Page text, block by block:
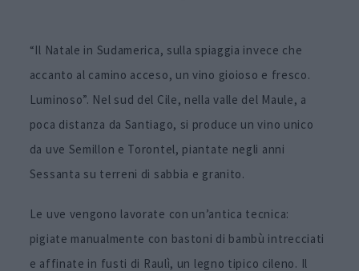
“Il Natale in Sudamerica, sulla spiaggia invece che
accanto al camino acceso, un vino gioioso e fresco.
Luminoso”. Nel sud del Cile, nella valle del Maule, a
poca distanza da Santiago, si produce un vino unico
da uve Semillon e Torontel, piantate negli anni
Sessanta su terreni di sabbia e granito.
Le uve vengono lavorate con un’antica tecnica:
pigiate manualmente con bastoni di bambù intrecciati
e affinate in fusti di Raulì, un legno tipico cileno. Il